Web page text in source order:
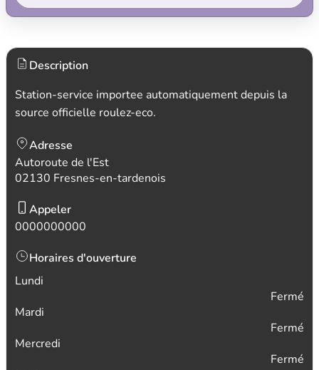
Description
Station-service importee automatiquement depuis la
source officielle roulez-eco.
Adresse
Autoroute de l'Est
02130 Fresnes-en-tardenois
Appeler
0000000000
Horaires d'ouverture
Lundi
Fermé
Mardi
Fermé
Mercredi
Fermé